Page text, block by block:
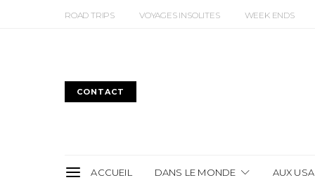
ROAD TRIPS VOYAGES INSOLITES WEEK ENDS
CONTACT
ACCUEIL DANS LE MONDE AUX USA